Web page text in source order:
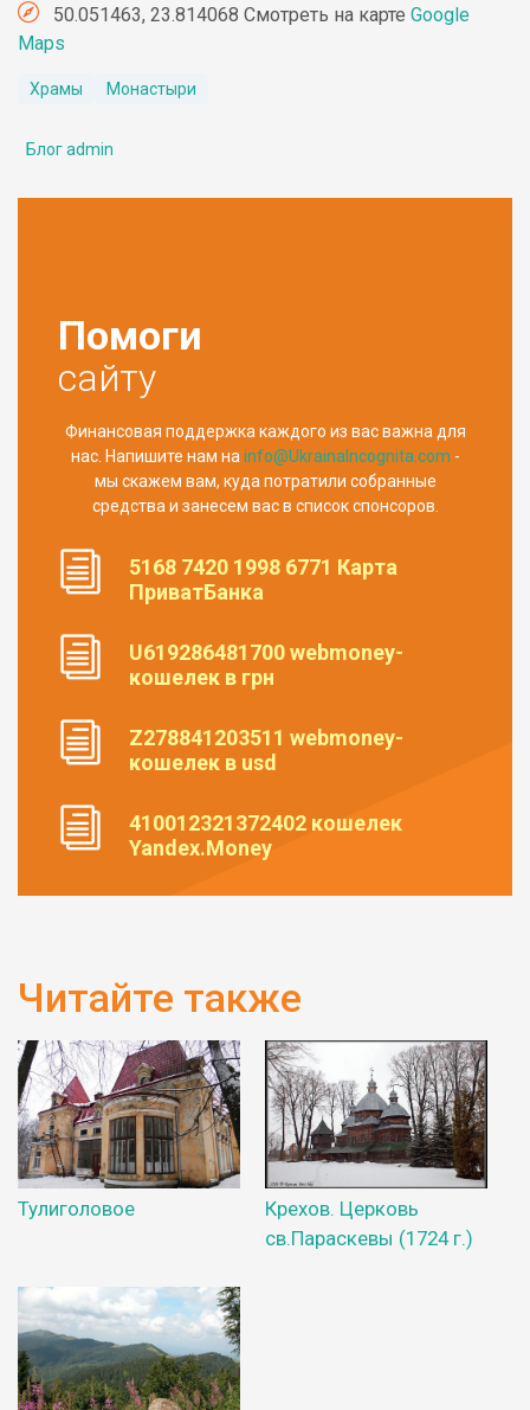
50.051463, 23.814068 Смотреть на карте Google
Maps
Храмы Монастыри
Блог admin
Помоги
сайту
Финансовая поддержка каждого из вас важна для
нас. Напишите нам на info@UkrainaIncognita.com -
мы скажем вам, куда потратили собранные
средства и занесем вас в список спонсоров.
5168 7420 1998 6771 Карта
ПриватБанка
U619286481700 webmoney-
кошелек в грн
Z278841203511 webmoney-
кошелек в usd
410012321372402 кошелек
Yandex.Money
Читайте также
Тулиголовое
Крехов. Церковь
св.Параскевы (1724 г.)